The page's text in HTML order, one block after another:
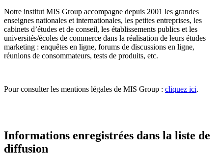
Notre institut MIS Group accompagne depuis 2001 les grandes
enseignes nationales et internationales, les petites entreprises, les
cabinets d’études et de conseil, les établissements publics et les
universités/écoles de commerce dans la réalisation de leurs études
marketing : enquêtes en ligne, forums de discussions en ligne,
réunions de consommateurs, tests de produits, etc.
Pour consulter les mentions légales de MIS Group : cliquez ici.
Informations enregistrées dans la liste de
diffusion